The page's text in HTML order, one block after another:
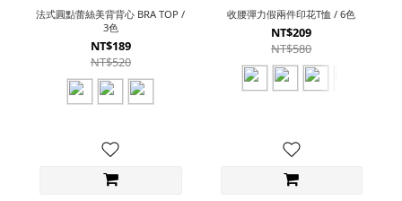
法式圓點蕾絲美背背心 BRA TOP /
3色
NT$189
NT$520
收腰彈力假兩件印花T恤 / 6色
NT$209
NT$580